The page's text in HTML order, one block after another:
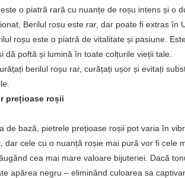
o piatră rară cu nuanțe de roșu intens și o
Berilul rosu este rar, dar poate fi extras în
roșu este o piatră de vitalitate și pasiune.
dă poftă și lumină în toate colțurile vieții tale.
berilul roșu rar, curățați ușor și evitați
prețioase roșii
de bază, pietrele prețioase roșii pot varia în
dar cele cu o nuanță roșie mai pură vor fi cele
cea mai mare valoare bijuteriei. Dacă
apărea negru – eliminând culoarea sa